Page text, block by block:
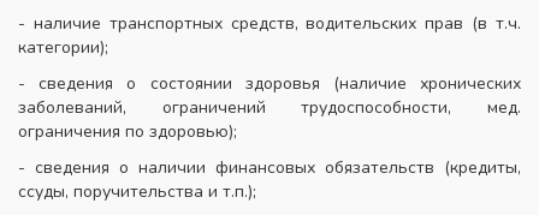
- наличие транспортных средств, водительских прав (в т.ч.
категории);
- сведения о состоянии здоровья (наличие хронических
заболеваний, ограничений трудоспособности, мед.
ограничения по здоровью);
- сведения о наличии финансовых обязательств (кредиты,
ссуды, поручительства и т.п.);